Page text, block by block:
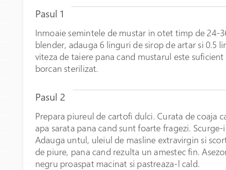
Pasul 1
Inmoaie semintele de mustar in otet timp de 24-
blender, adauga 6 linguri de sirop de artar si 0.5
viteza de taiere pana cand mustarul este
borcan sterilizat.
Pasul 2
Prepara piureul de cartofi dulci. Curata de coaja
apa sarata pana cand sunt foarte fragezi.
Adauga untul, uleiul de masline extravirgin si
de piure, pana cand rezulta un amestec fin.
negru proaspat macinat si pastreaza-l cald.